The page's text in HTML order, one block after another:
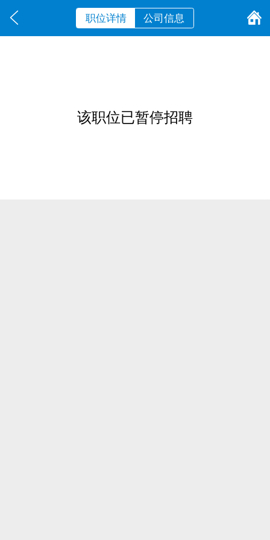
职位详情 公司信息
该职位已暂停招聘